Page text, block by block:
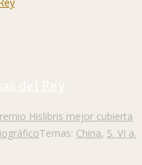
del Rey
Hislibris mejor cubierta
Temas: China, S. VI a.